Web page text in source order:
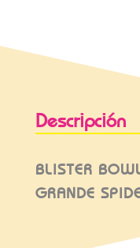
Descripción
BLISTER
GRANDE